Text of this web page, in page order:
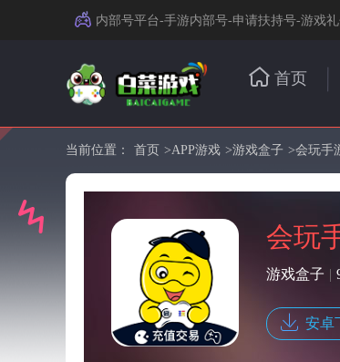
内部号平台-手游内部号-申请扶持号-游戏礼
首页
当前位置： 首页 >APP游戏 >游戏盒子 >会玩手
会玩
游戏盒子 |
安卓